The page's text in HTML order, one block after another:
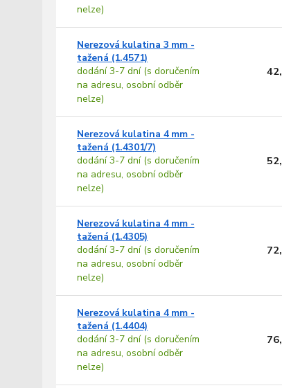
t
nelze)
Nerezová kulatina 3 mm -
tažená (1.4571)
dodání 3-7 dní (s doručením
na adresu, osobní odběr
nelze)
Nerezová kulatina 4 mm -
tažená (1.4301/7)
dodání 3-7 dní (s doručením
na adresu, osobní odběr
nelze)
Nerezová kulatina 4 mm -
tažená (1.4305)
dodání 3-7 dní (s doručením
na adresu, osobní odběr
nelze)
Nerezová kulatina 4 mm -
tažená (1.4404)
dodání 3-7 dní (s doručením
na adresu, osobní odběr
nelze)